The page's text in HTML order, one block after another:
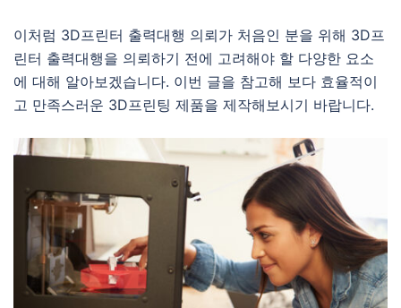
이처럼 3D프린터 출력대행 의뢰가 처음인 분을 위해 3D프
린터 출력대행을 의뢰하기 전에 고려해야 할 다양한 요소
에 대해 알아보겠습니다. 이번 글을 참고해 보다 효율적이
고 만족스러운 3D프린팅 제품을 제작해보시기 바랍니다.